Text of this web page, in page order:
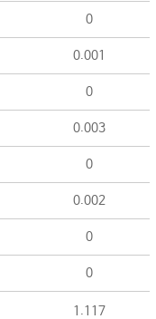
0
0.001
0
0.003
0
0.002
0
0
1.117